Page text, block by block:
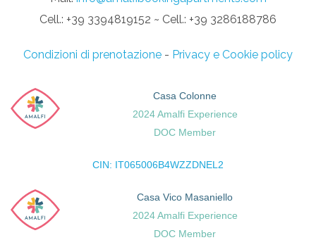
Cell.: +39 3394819152 ~ Cell.: +39 3286188786
Condizioni di prenotazione - Privacy e Cookie policy
Casa Colonne
2024 Amalfi Experience
DOC Member
CIN: IT065006B4WZZDNEL2
Casa Vico Masaniello
2024 Amalfi Experience
DOC Member